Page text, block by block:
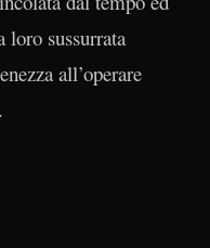
loro sussurrata
all’operare